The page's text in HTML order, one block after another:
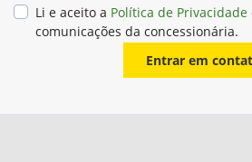
Li e aceito a Política de Privacidade
comunicações da concessionária.
Entrar em